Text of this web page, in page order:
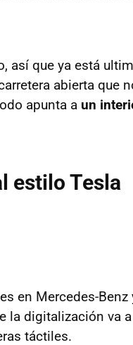
así que ya está
abierta que
apunta a un
estilo Tesla
en Mercedes-Benz
la digitalización va
táctiles.